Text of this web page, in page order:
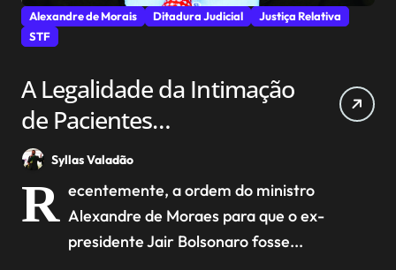
Alexandre de Morais Ditadura Judicial
Justiça Relativa
STF
A Legalidade da Intimação
de Pacientes
Hospitalizados: O Caso
Bolsonaro e seus Limites
Constitucionais
Syllas Valadão
R ecentemente, a ordem do ministro
Alexandre de Moraes para que o ex-
presidente Jair Bolsonaro fosse...